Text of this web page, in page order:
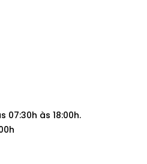
07:30h às 18:00h.